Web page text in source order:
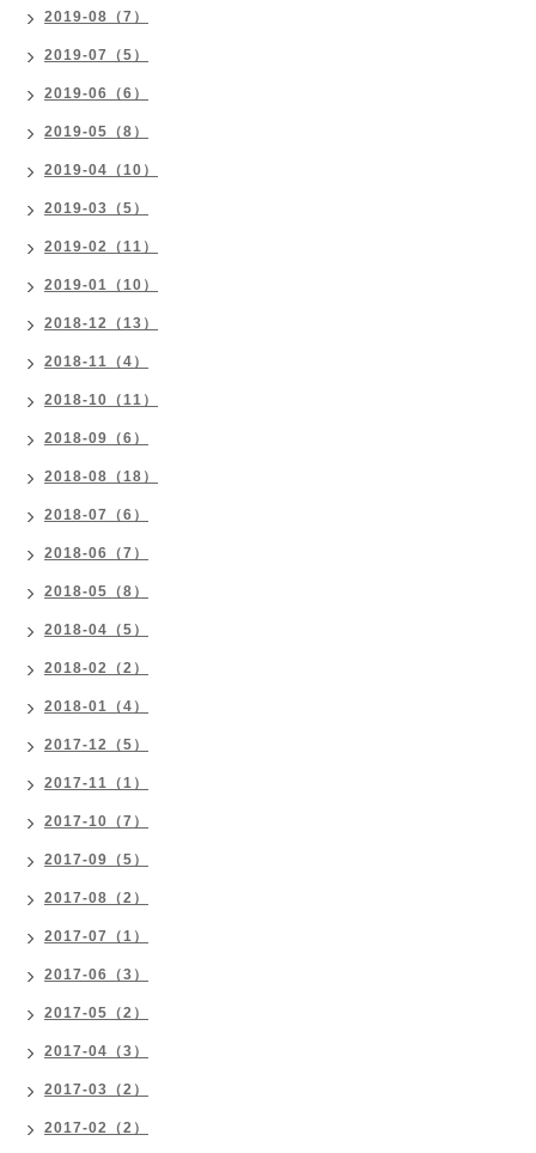
2019-08（7）
2019-07（5）
2019-06（6）
2019-05（8）
2019-04（10）
2019-03（5）
2019-02（11）
2019-01（10）
2018-12（13）
2018-11（4）
2018-10（11）
2018-09（6）
2018-08（18）
2018-07（6）
2018-06（7）
2018-05（8）
2018-04（5）
2018-02（2）
2018-01（4）
2017-12（5）
2017-11（1）
2017-10（7）
2017-09（5）
2017-08（2）
2017-07（1）
2017-06（3）
2017-05（2）
2017-04（3）
2017-03（2）
2017-02（2）